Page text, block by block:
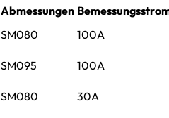
Abmessungen
SM080 100A
SM095 100A
SM080 30A